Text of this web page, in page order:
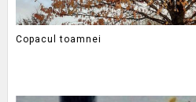
Copacul toamnei